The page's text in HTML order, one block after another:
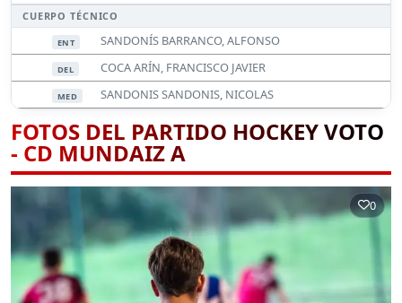
CUERPO TÉCNICO
ENT SANDONÍS BARRANCO, ALFONSO
DEL COCA ARÍN, FRANCISCO JAVIER
MED SANDONIS SANDONIS, NICOLAS
FOTOS DEL PARTIDO HOCKEY VOTO
- CD MUNDAIZ A
0